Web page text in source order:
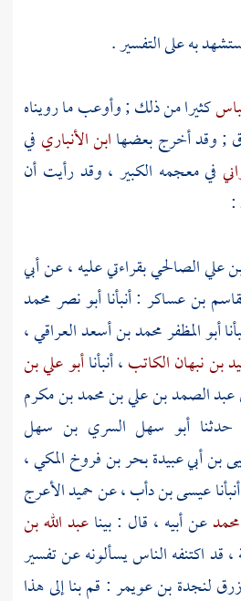
به على التفسير .
كثيرا من ذلك ; وأوعب ما رويناه
; وقد أخرج بعضهاابن الأنباري في
في معجمه الكبير ، وقد رأيت أن
:
علي الصالحيبقراءتي عليه ، عنأبي
بن عساكر : أنبأناأبو نصر محمد
أبو المظفر محمد بن أسعد العراقي،
بن نبهان الكاتب، أنبأناأبو علي بن
عبد الصمد بن علي بن محمد بن مكرم
أبو سهل السري بن سهل
بن أبي عبيدة بحر بن فروخ المكي،
عيسى بن دأب، عنحميد الأعرج
عن أبيه ، قال : بيناعبد الله بن
، قد اكتنفه الناس يسألونه عن تفسير
لنجدة بن عويمر: قم بنا إلى هذا